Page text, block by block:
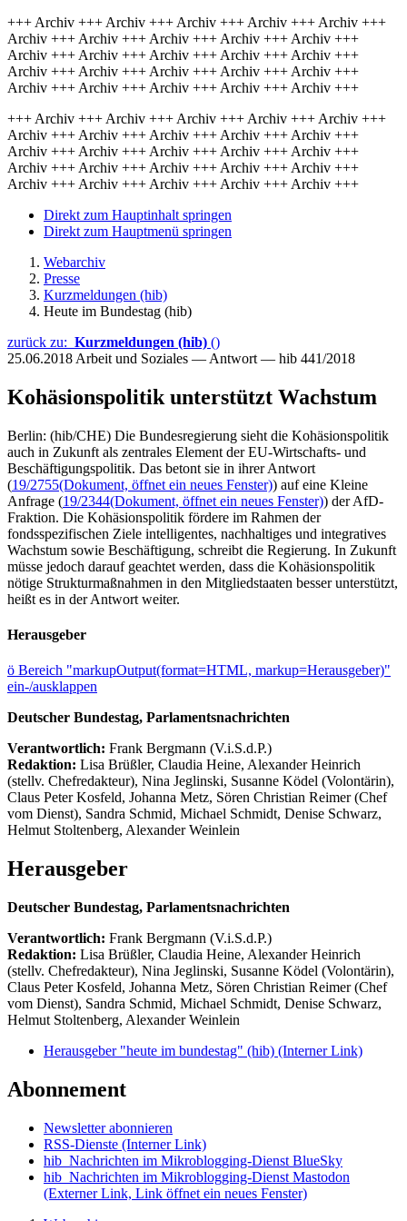
+++ Archiv +++ Archiv +++ Archiv +++ Archiv +++ Archiv +++
Archiv +++ Archiv +++ Archiv +++ Archiv +++ Archiv +++
Archiv +++ Archiv +++ Archiv +++ Archiv +++ Archiv +++
Archiv +++ Archiv +++ Archiv +++ Archiv +++ Archiv +++
Archiv +++ Archiv +++ Archiv +++ Archiv +++ Archiv +++
+++ Archiv +++ Archiv +++ Archiv +++ Archiv +++ Archiv +++
Archiv +++ Archiv +++ Archiv +++ Archiv +++ Archiv +++
Archiv +++ Archiv +++ Archiv +++ Archiv +++ Archiv +++
Archiv +++ Archiv +++ Archiv +++ Archiv +++ Archiv +++
Archiv +++ Archiv +++ Archiv +++ Archiv +++ Archiv +++
Direkt zum Hauptinhalt springen
Direkt zum Hauptmenü springen
Webarchiv
Presse
Kurzmeldungen (hib)
Heute im Bundestag (hib)
zurück zu: Kurzmeldungen (hib) ()
25.06.2018 Arbeit und Soziales — Antwort — hib 441/2018
Kohäsionspolitik unterstützt Wachstum
Berlin: (hib/CHE) Die Bundesregierung sieht die Kohäsionspolitik
auch in Zukunft als zentrales Element der EU-Wirtschafts- und
Beschäftigungspolitik. Das betont sie in ihrer Antwort
(19/2755(Dokument, öffnet ein neues Fenster)) auf eine Kleine
Anfrage (19/2344(Dokument, öffnet ein neues Fenster)) der AfD-
Fraktion. Die Kohäsionspolitik fördere im Rahmen der
fondsspezifischen Ziele intelligentes, nachhaltiges und integratives
Wachstum sowie Beschäftigung, schreibt die Regierung. In Zukunft
müsse jedoch darauf geachtet werden, dass die Kohäsionspolitik
nötige Strukturmaßnahmen in den Mitgliedstaaten besser unterstützt,
heißt es in der Antwort weiter.
Herausgeber
ö Bereich "markupOutput(format=HTML, markup=Herausgeber)"
ein-/ausklappen
Deutscher Bundestag, Parlamentsnachrichten
Verantwortlich: Frank Bergmann (V.i.S.d.P.)
Redaktion: Lisa Brüßler, Claudia Heine, Alexander Heinrich
(stellv. Chefredakteur), Nina Jeglinski, Susanne Ködel (Volontärin),
Claus Peter Kosfeld, Johanna Metz, Sören Christian Reimer (Chef
vom Dienst), Sandra Schmid, Michael Schmidt, Denise Schwarz,
Helmut Stoltenberg, Alexander Weinlein
Herausgeber
Deutscher Bundestag, Parlamentsnachrichten
Verantwortlich: Frank Bergmann (V.i.S.d.P.)
Redaktion: Lisa Brüßler, Claudia Heine, Alexander Heinrich
(stellv. Chefredakteur), Nina Jeglinski, Susanne Ködel (Volontärin),
Claus Peter Kosfeld, Johanna Metz, Sören Christian Reimer (Chef
vom Dienst), Sandra Schmid, Michael Schmidt, Denise Schwarz,
Helmut Stoltenberg, Alexander Weinlein
Herausgeber "heute im bundestag" (hib) (Interner Link)
Abonnement
Newsletter abonnieren
RSS-Dienste (Interner Link)
hib_Nachrichten im Mikroblogging-Dienst BlueSky
hib_Nachrichten im Mikroblogging-Dienst Mastodon
(Externer Link, Link öffnet ein neues Fenster)